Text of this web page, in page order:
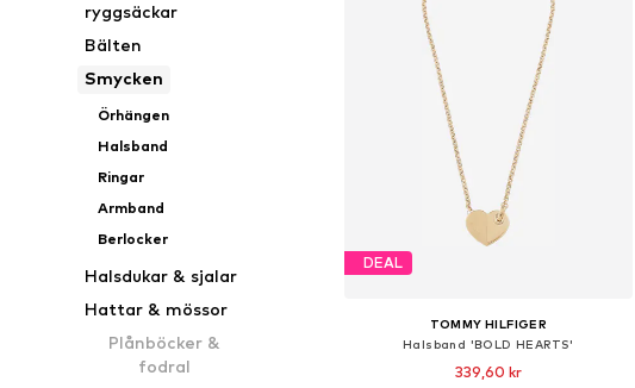
ryggsäckar
Bälten
Smycken
Örhängen
Halsband
Ringar
Armband
Berlocker
Halsdukar & sjalar
Hattar & mössor
Plånböcker &
fodral
DEAL
TOMMY HILFIGER
Halsband 'BOLD HEARTS'
339,60 kr